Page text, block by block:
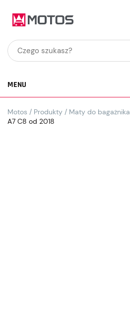
MENU
Motos / Produkty / Maty do bagażnika
A7 C8 od 2018